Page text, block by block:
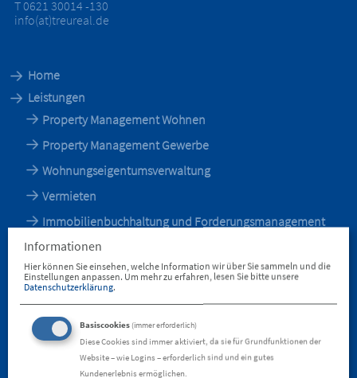
T 0621 30014 -130
info(at)treureal.de
Home
Leistungen
Property Management Wohnen
Property Management Gewerbe
Wohnungseigentumsverwaltung
Vermieten
Immobilienbuchhaltung und Forderungsmanagement
Insolvenz- und Zwangsverwaltung
Referenzen
Geschäftspartner
Spezialisten im Verbund
Betriebskosten optimieren
Versichern
Informationen
Hier können Sie einsehen, welche Information wir über Sie sammeln und die
Einstellungen anpassen. Um mehr zu erfahren, lesen Sie bitte unsere
Datenschutzerklärung.
Basiscookies(immer erforderlich)
Diese Cookies sind immer aktiviert, da sie für Grundfunktionen der
Website – wie Logins – erforderlich sind und ein gutes
Kundenerlebnis ermöglichen.